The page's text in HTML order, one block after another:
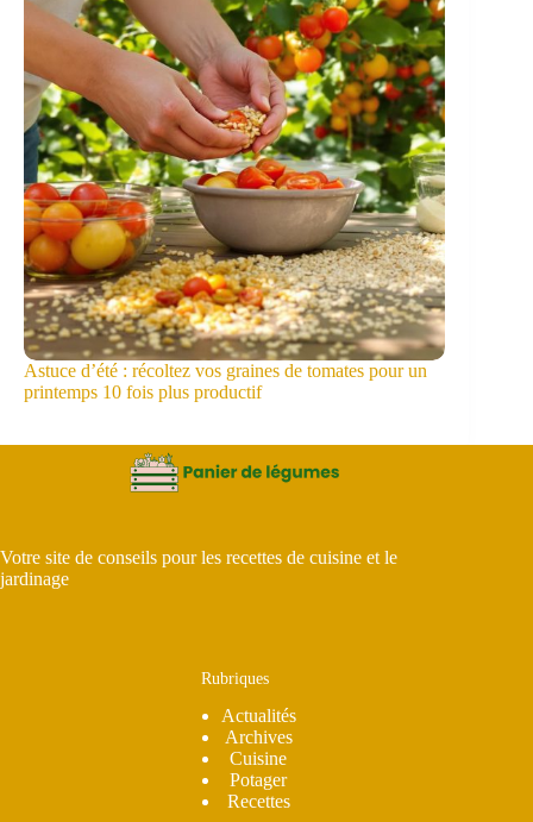
Astuce d’été : récoltez vos graines de tomates pour un
printemps 10 fois plus productif
Votre site de conseils pour les recettes de cuisine et le
jardinage
Rubriques
Actualités
Archives
Cuisine
Potager
Recettes